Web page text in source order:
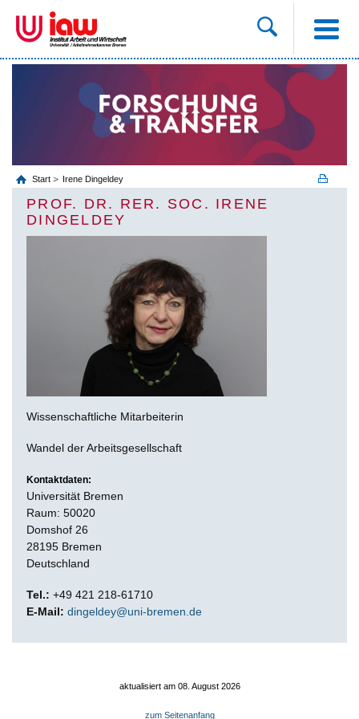
Start Irene Dingeldey
PROF. DR. RER. SOC. IRENE
DINGELDEY
Wissenschaftliche Mitarbeiterin
Wandel der Arbeitsgesellschaft
Kontaktdaten:
Universität Bremen
Raum: 50020
Domshof 26
28195 Bremen
Deutschland
Tel.: +49 421 218-61710
E-Mail: dingeldey@uni-bremen.de
aktualisiert am 08. August 2026
zum Seitenanfang